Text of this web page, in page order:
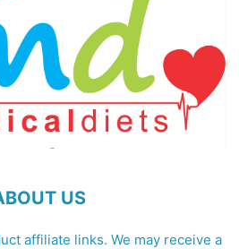
US
affiliate links. We may receive a